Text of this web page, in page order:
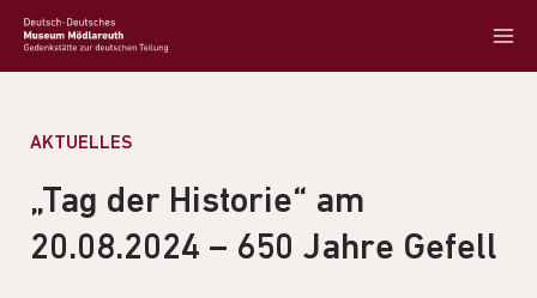
AKTUELLES
„Tag der Historie“ am
20.08.2024 – 650 Jahre Gefell